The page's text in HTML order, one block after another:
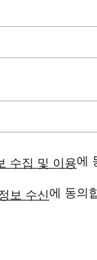
수집 및 이용에
보 수신에 동의